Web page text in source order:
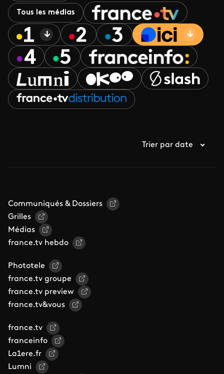
Tous les médias
Trier par date
Communiqués & Dossiers
Grilles
Médias
france.tv hebdo
Phototele
france.tv groupe
france.tv preview
france.tv&vous
france.tv
franceinfo
La1ere.fr
Lumni